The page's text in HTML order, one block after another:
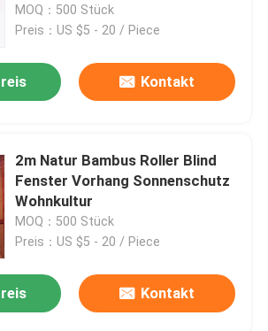
MOQ：500 Stück
Preis：US $5 - 20 / Piece
Kontakt
2m Natur Bambus Roller Blind
Fenster Vorhang Sonnenschutz
Wohnkultur
MOQ：500 Stück
Preis：US $5 - 20 / Piece
Kontakt